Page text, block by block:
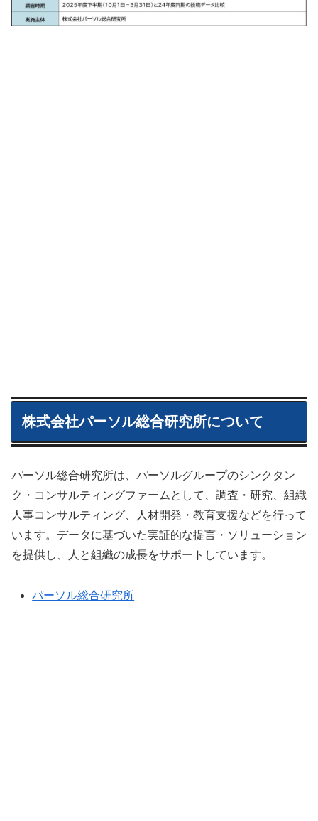
株式会社パーソル総合研究所について
パーソル総合研究所は、パーソルグループのシンクタン
ク・コンサルティングファームとして、調査・研究、組織
人事コンサルティング、人材開発・教育支援などを行って
います。データに基づいた実証的な提言・ソリューション
を提供し、人と組織の成長をサポートしています。
パーソル総合研究所